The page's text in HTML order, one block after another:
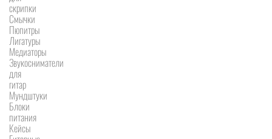
скрипки
Смычки
Пюпитры
Лигатуры
Медиаторы
Звукосниматели
для
гитар
Мундштуки
Блоки
питания
Кейсы